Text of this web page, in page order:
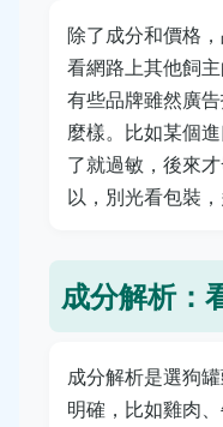
除了成分和價格
看網路上其他飼
有些品牌雖然廣
麼樣。比如某個
了就過敏，後來
以，別光看包裝
成分解析：
成分解析是選狗
明確，比如雞肉